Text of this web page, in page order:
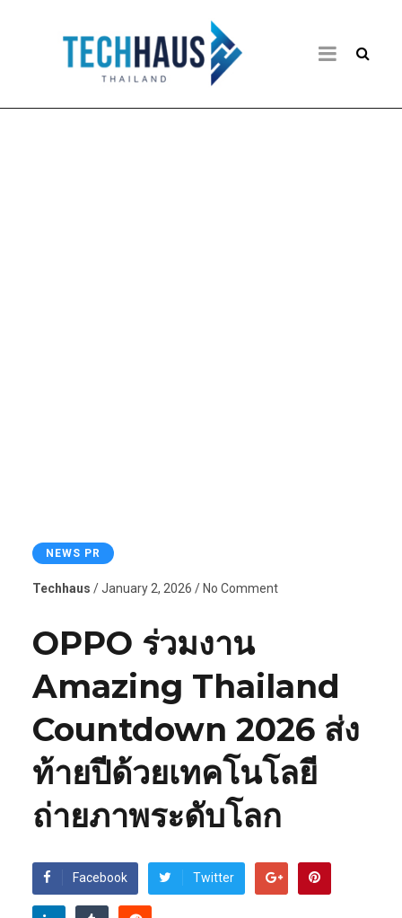
NEWS PR
Techhaus / January 2, 2026 / No Comment
OPPO ร่วมงาน
Amazing Thailand
Countdown 2026 ส่ง
ท้ายปีด้วยเทคโนโลยี
ถ่ายภาพระดับโลก
Facebook Twitter